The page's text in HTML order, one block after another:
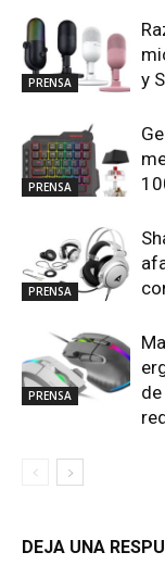
PRENSA
y
PRENSA
PRENSA
PRENSA
DEJA UNA